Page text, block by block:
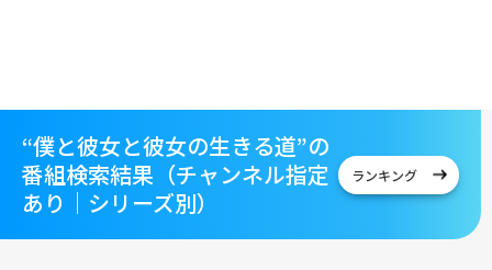
“僕と彼女と彼女の生きる道”の
番組検索結果（チャンネル指定
あり｜シリーズ別）
ランキング